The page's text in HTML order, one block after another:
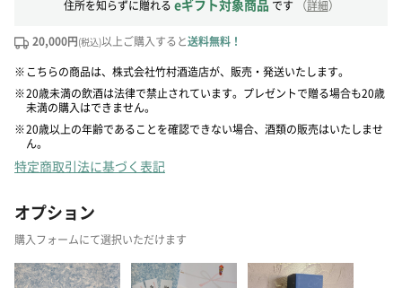
住所を知らずに贈れる eギフト対象商品 です （詳細）
20,000円(税込)以上ご購入すると送料無料！
※ こちらの商品は、株式会社竹村酒造店が、販売・発送いたします。
※20歳未満の飲酒は法律で禁止されています。プレゼントで贈る場合も20歳
未満の購入はできません。
※20歳以上の年齢であることを確認できない場合、酒類の販売はいたしませ
ん。
特定商取引法に基づく表記
オプション
購入フォームにて選択いただけます